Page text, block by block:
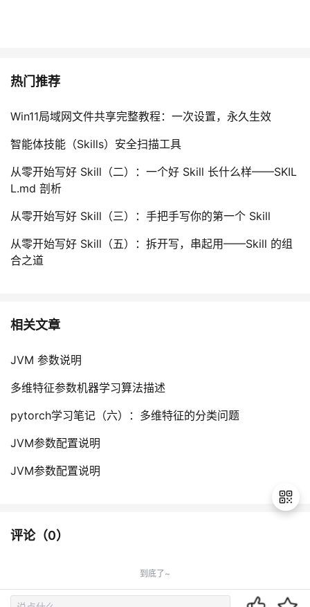
热门推荐
Win11局域网文件共享完整教程：一次设置，永久生效
智能体技能（Skills）安全扫描工具
从零开始写好 Skill（二）：一个好 Skill 长什么样——SKIL
L.md 剖析
从零开始写好 Skill（三）：手把手写你的第一个 Skill
从零开始写好 Skill（五）：拆开写，串起用——Skill 的组
合之道
相关文章
JVM 参数说明
多维特征参数机器学习算法描述
pytorch学习笔记（六）：多维特征的分类问题
JVM参数配置说明
JVM参数配置说明
评论（0）
到底了~